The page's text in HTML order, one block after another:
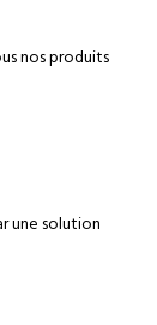
nos produits
une solution